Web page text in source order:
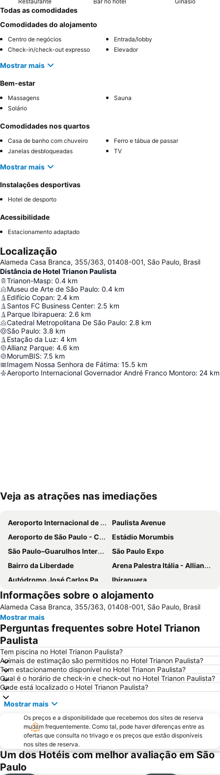
Todas as comodidades
Comodidades do alojamento
Centro de negócios
Entrada/lobby
Check-in/check-out expresso
Elevador
Mostrar mais
Bem-estar
Massagens
Sauna
Solário
Comodidades nos quartos
Casa de banho com chuveiro
Ferro e tábua de passar
Janelas desbloqueadas
TV
Mostrar mais
Instalações desportivas
Hotel de desporto
Acessibilidade
Estacionamento adaptado
Localização
Alameda Casa Branca, 355/363, 01408-001, São Paulo, Brasil
Distância de Hotel Trianon Paulista
Trianon-Masp: 0.4 km
Museu de Arte de São Paulo: 0.4 km
Edifício Copan: 2.4 km
Santos FC Business Center: 2.5 km
Parque Ibirapuera: 2.6 km
Catedral Metropolitana De São Paulo: 2.8 km
São Paulo: 3.8 km
Estação da Luz: 4 km
Allianz Parque: 4.6 km
MorumBIS: 7.5 km
Imagem Nossa Senhora de Fátima: 15.5 km
Aeroporto Internacional Governador André Franco Montoro: 24 km
Ampliar mapa
Veja as atrações nas imediações
Aeroporto Internacional de São Paulo - Guarulhos
Paulista Avenue
Aeroporto de São Paulo - Congonhas
Estádio Morumbis
São Paulo–Guarulhos International Airport
São Paulo Expo
Bairro da Liberdade
Arena Palestra Itália - Allianz Parque
Autódromo José Carlos Pace-Interlagos
Ibirapuera
Ibirapuera Park
25 de Março
Anhembi Parque
WTC São Paulo
Consulado Geral dos Estados Unidos
Estádio do Pacaembu - Estádio Municipal Paulo Machado de Carvalho
JK Iguatemi
Parque Villa Lobos
Rua Augusta
Center Norte
Centro Cultural São Paulo
Largo do Arouche
Shopping Center Iguatemi
Zoológico de São Paulo
Estação da Luz
Arena de São Paulo - Arena Corinthians
Centro Antigo de São Paulo
São Silvestre International Race
Vale do Anhangabaú
Belenzinho
Mercado Municipal
Book Biennal of São Paulo
Jardim Botânico de São Paulo
Informações sobre o alojamento
Alameda Casa Branca, 355/363, 01408-001, São Paulo, Brasil
Mostrar mais
Perguntas frequentes sobre Hotel Trianon
Paulista
Tem piscina no Hotel Trianon Paulista?
Animais de estimação são permitidos no Hotel Trianon Paulista?
Tem estacionamento disponível no Hotel Trianon Paulista?
Qual é o horário de check-in e check-out no Hotel Trianon Paulista?
Onde está localizado o Hotel Trianon Paulista?
Mostrar mais
Os preços e a disponibilidade que recebemos dos sites de reserva
mudam frequentemente. Como tal, pode haver diferenças entre as
ofertas que consulta no trivago e os preços que estão disponíveis
nos sites de reserva.
Um dos Hotéis com melhor avaliação em São
Paulo